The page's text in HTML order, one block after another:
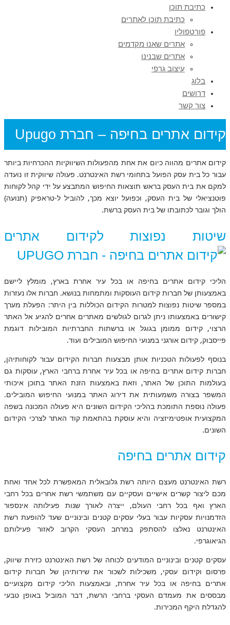
כתיבת תוכן
כתיבת תוכן לאתרים
פורטפוליו
אתרים שאנו מקדמים
אתרים שבנינו
עיצוב גרפי
בלוג
דרושים
צור קשר
קידום אתרים בחיפה – חברת Upugo
קידום אתרים | בניית אתרים › קידום אתרים בחיפה – חברת Upugo
קידום אתרים מהווה כיום את אחת מהפעולות השיווקיות ההכרחיות ביותר
עבור כל בית עסק הפועל בתחומי רשת האינטרנט. פעולה שיווקית זו נועדה
למקם את בית העסק בראש תוצאות החיפוש המתבצע על ידי קהל לקוחות
פוטנציאלי של בית העסק, וכפועל יוצא מכך, להוביל ל-טראפיק (תנועה)
הולך וגובר לכתובתו של בית העסק ברשת.
שיטות נפוצות לקידום אתרים
הליכי קידום אתרים בחיפה או בכל עיר אחרת בארץ, מומלץ ליישם
באמצעותן של חברות קידום העוסקות ומתמחות בנושא. חברות אלו נעזרות
במספר שיטות נפוצות למטרות הקידום הכוללות בין היתר: הפעלת מערך
קישורים באמצעותו ניתן לגרום לגולשים מאתרים אחרים להגיע אל האתר
הרצוי, קידום ממומן בגוגל או ברשתות החברתיות המובילות דוגמת
פייסבוק, קידום אורגני במנועי החיפוש המובילים ועוד.
בנוסף לפעולות הטכניות אותן מבצעות חברות הקידום עבור לקוחותיהן,
חברות קידום אתרים בחיפה או בכל עיר אחרת ברחבי הארץ, עוסקות גם
בעולמות התוכן של האתר, וזאת באמצעות הזנת האתר בתוכן איכותי
המשפר בצורה משמעותית את דירוג האתר במנועי החיפוש המובילים.
פעולה נוספת התומכת בהליכי הקידום השונים היא פעולה המכונה בשפה
המקצועית אופטימיזציה והיא עוסקת בהתאמת קוד האתר לצרכי הקידום
השונים.
קידום אתרים בחיפה
רשת האינטרנט מעצם היותה רשת גלובאלית המאפשרת לכל אחד ואחת
מכם ליצור קשרים אישיים ועסקיים עם משתמשי רשת אחרים בכל רחבי
הארץ ואף בכל רחבי העולם, ייצרה לאורך שנות פעילותה אינספור
הזדמנויות עסקיות עבור בעלי עסקים קטנים ובינוניים שעד להופעת רשת
האינטרנט נאלצו להסתפק במרחב העסקי הקרוב לאזור פעילותם
הגיאוגרפי.
עסקים קטנים ובינוניים המודעים לכוחה של רשת האינטרנט כזירת שיווק,
פרסום וקידום עסקי, משכילות לשכור את שירותיהן של חברות קידום
אתרים בחיפה או בכל עיר אחרת, ובאמצעות הליכי קידום מקצועיים
מבססים את מעמדם העסקי ברחבי הרשת, דבר המוביל באופן טבעי
להגדלת היקף המכירות.